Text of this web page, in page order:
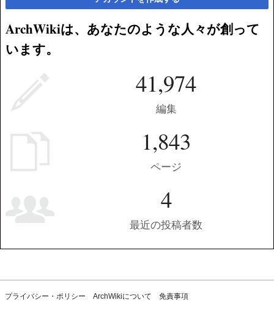
ArchWikiは、あなたのような人々が創って
います。
41,974
編集
1,843
ページ
4
最近の投稿者数
プライバシー・ポリシー ArchWikiについて 免責事項